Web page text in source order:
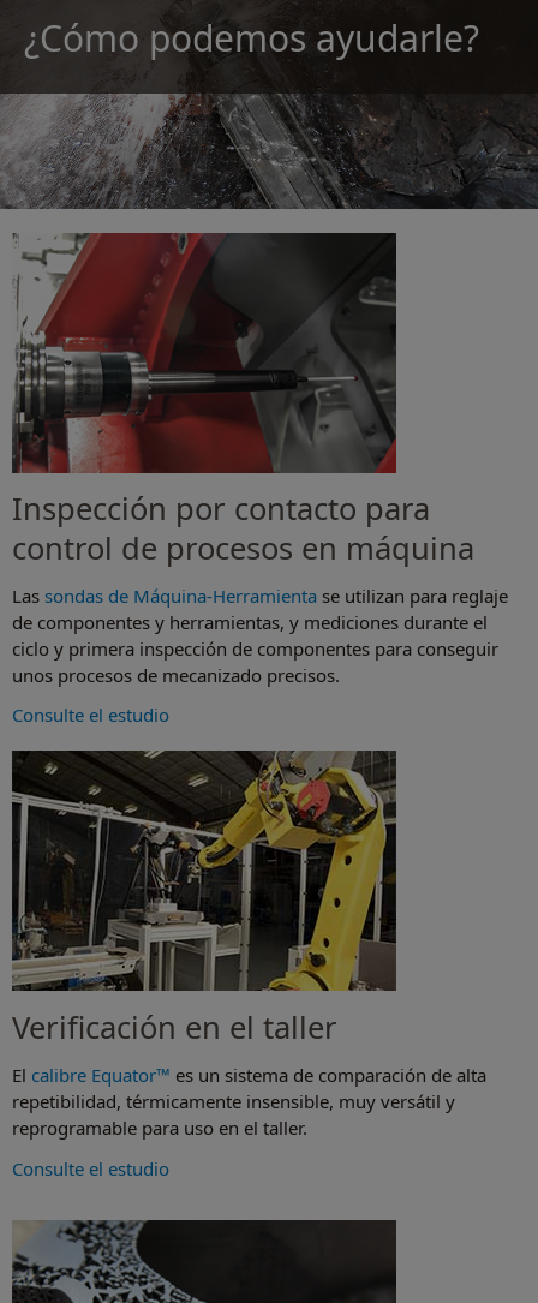
¿Cómo podemos ayudarle?
Inspección por contacto para
control de procesos en máquina
Las sondas de Máquina-Herramienta se utilizan para reglaje
de componentes y herramientas, y mediciones durante el
ciclo y primera inspección de componentes para conseguir
unos procesos de mecanizado precisos.
Consulte el estudio
Verificación en el taller
El calibre Equator™ es un sistema de comparación de alta
repetibilidad, térmicamente insensible, muy versátil y
reprogramable para uso en el taller.
Consulte el estudio